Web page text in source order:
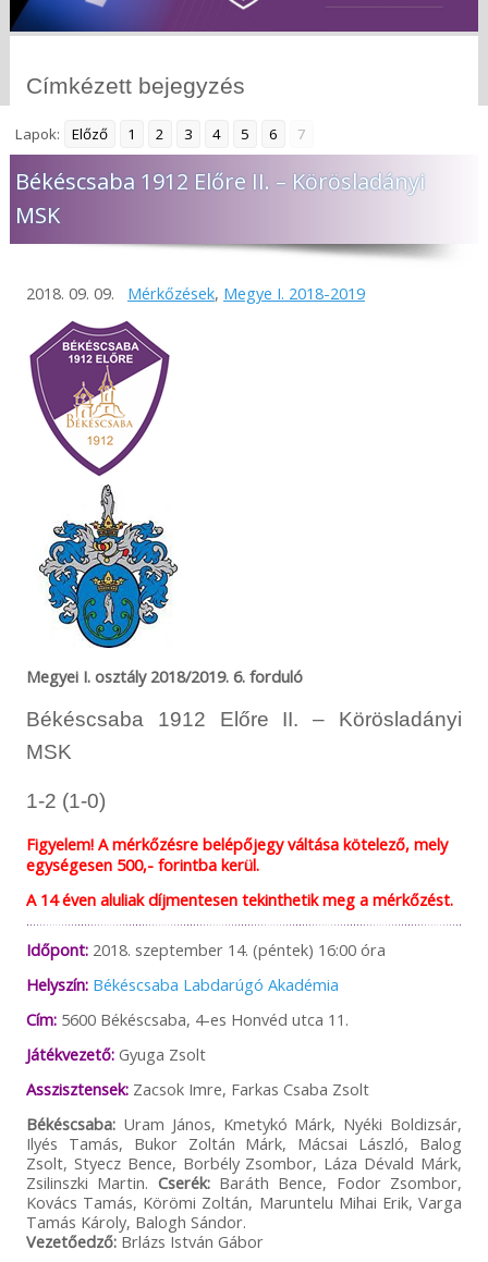
Címkézett bejegyzés
Lapok: Előző 1 2 3 4 5 6 7
Békéscsaba 1912 Előre II. – Körösladányi
MSK
2018. 09. 09. Mérkőzések, Megye I. 2018-2019
Megyei I. osztály 2018/2019. 6. forduló
Békéscsaba 1912 Előre II. – Körösladányi
MSK
1-2 (1-0)
Figyelem! A mérkőzésre belépőjegy váltása kötelező, mely
egységesen 500,- forintba kerül.
A 14 éven aluliak díjmentesen tekinthetik meg a mérkőzést.
Időpont:2018. szeptember 14. (péntek) 16:00 óra
Helyszín: Békéscsaba Labdarúgó Akadémia
Cím:5600 Békéscsaba, 4-es Honvéd utca 11.
Játékvezető:Gyuga Zsolt
Asszisztensek:Zacsok Imre, Farkas Csaba Zsolt
Békéscsaba: Uram János, Kmetykó Márk, Nyéki Boldizsár,
Ilyés Tamás, Bukor Zoltán Márk, Mácsai László, Balog
Zsolt, Styecz Bence, Borbély Zsombor, Láza Dévald Márk,
Zsilinszki Martin. Cserék:Baráth Bence, Fodor Zsombor,
Kovács Tamás, Körömi Zoltán, Maruntelu Mihai Erik, Varga
Tamás Károly, Balogh Sándor.
Vezetőedző:Brlázs István Gábor